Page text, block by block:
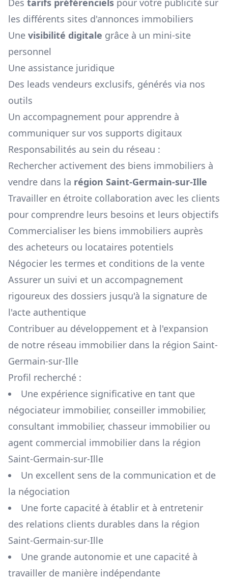
Des tarifs préférenciels pour votre publicité sur
les différents sites d'annonces immobiliers
Une visibilité digitale grâce à un mini-site
personnel
Une assistance juridique
Des leads vendeurs exclusifs, générés via nos
outils
Un accompagnement pour apprendre à
communiquer sur vos supports digitaux
Responsabilités au sein du réseau :
Rechercher activement des biens immobiliers à
vendre dans la région Saint-Germain-sur-Ille
Travailler en étroite collaboration avec les clients
pour comprendre leurs besoins et leurs objectifs
Commercialiser les biens immobiliers auprès
des acheteurs ou locataires potentiels
Négocier les termes et conditions de la vente
Assurer un suivi et un accompagnement
rigoureux des dossiers jusqu'à la signature de
l'acte authentique
Contribuer au développement et à l'expansion
de notre réseau immobilier dans la région Saint-
Germain-sur-Ille
Profil recherché :
Une expérience significative en tant que
négociateur immobilier, conseiller immobilier,
consultant immobilier, chasseur immobilier ou
agent commercial immobilier dans la région
Saint-Germain-sur-Ille
Un excellent sens de la communication et de
la négociation
Une forte capacité à établir et à entretenir
des relations clients durables dans la région
Saint-Germain-sur-Ille
Une grande autonomie et une capacité à
travailler de manière indépendante